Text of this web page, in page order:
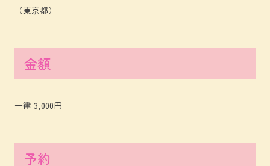
（東京都）
金額
一律 3,000円
予約